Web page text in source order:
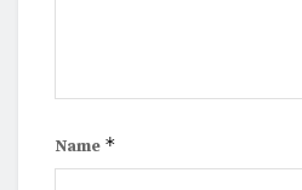
Name *